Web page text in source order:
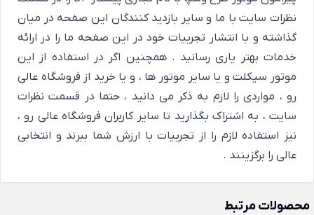
نظرات سایت با ما و سایر بازدید کنندگان این صفحه در میان
گذاشته و با انتشار تجربیات خود در این صفحه ما را در ارائه
خدمات بهتر یاری رسانید . همچنین اگر در استفاده از این
موتور سیکلت و یا سایر موتور ها ، و یا خرید از فروشگاه عالی
رو ، مواردی را لازم به ذکر می دانید ، حتما در قسمت نظرات
سایت ، به اشتراک بگذارید تا سایر کاربران فروشگاه عالی رو ،
نیز استفاده لازم را از تجربیات با ارزش شما ببرند و انتخابی
عالی را برگزینند .
محصولات مرتبط